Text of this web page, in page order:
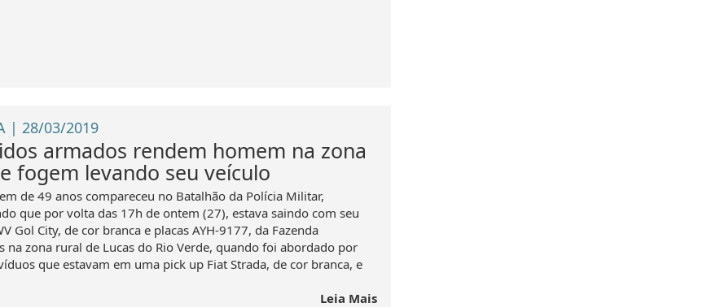
| 28/03/2019
armados rendem homem na zona
fogem levando seu veículo
de 49 anos compareceu no Batalhão da Polícia Militar,
que por volta das 17h de ontem (27), estava saindo com seu
Gol City, de cor branca e placas AYH-9177, da Fazenda
na zona rural de Lucas do Rio Verde, quando foi abordado por
que estavam em uma pick up Fiat Strada, de cor branca, e
Leia Mais